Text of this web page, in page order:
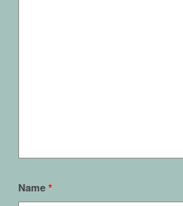
Name *